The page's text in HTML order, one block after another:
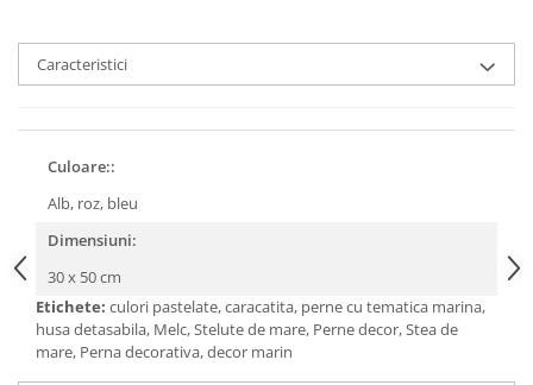
Caracteristici
Culoare::
Alb, roz, bleu
Dimensiuni:
30 x 50 cm
Etichete: culori pastelate, caracatita, perne cu tematica marina,
husa detasabila, Melc, Stelute de mare, Perne decor, Stea de
mare, Perna decorativa, decor marin